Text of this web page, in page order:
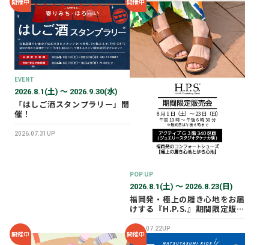
EVENT
2026.8.1(土) 〜 2026.9.30(水)
「はしご酒スタンプラリー」開
催！
2026.07.31UP
POP UP
2026.8.1(土) 〜 2026.8.23(日)
福岡発・極上の履き心地をお届
けする『H.P.S.』期間限定販売
会を開催✨
2026.07.22UP
開催中 開催中